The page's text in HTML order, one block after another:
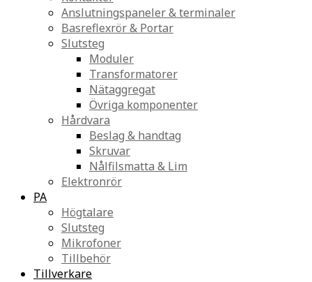
Anslutningspaneler & terminaler
Basreflexrör & Portar
Slutsteg
Moduler
Transformatorer
Nätaggregat
Övriga komponenter
Hårdvara
Beslag & handtag
Skruvar
Nålfilsmatta & Lim
Elektronrör
PA
Högtalare
Slutsteg
Mikrofoner
Tillbehör
Tillverkare